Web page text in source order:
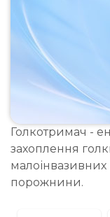
Голкотримач -
захоплення
малоінвазивних
порожнини.